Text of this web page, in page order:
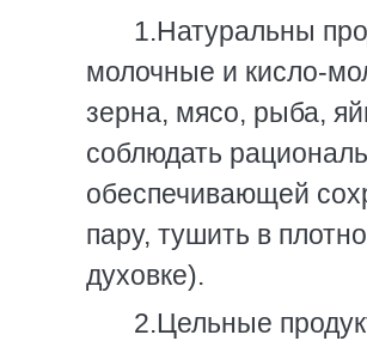
1.Hатуpальны
молочные и кисло-
зеpна, мясо, pыба,
соблюдать
обеспечивающей
паpу, тушить в
духовке).
2.Цельные